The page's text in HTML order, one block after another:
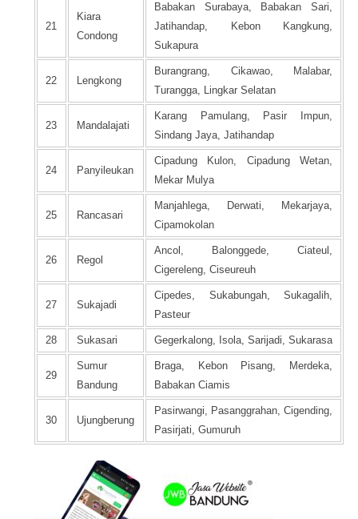
21
Kiara
Condong
Babakan Surabaya, Babakan Sari,
Jatihandap, Kebon Kangkung,
Sukapura
22 Lengkong
Burangrang, Cikawao, Malabar,
Turangga, Lingkar Selatan
23 Mandalajati
Karang Pamulang, Pasir Impun,
Sindang Jaya, Jatihandap
24 Panyileukan
Cipadung Kulon, Cipadung Wetan,
Mekar Mulya
25 Rancasari
Manjahlega, Derwati, Mekarjaya,
Cipamokolan
26 Regol
Ancol, Balonggede, Ciateul,
Cigereleng, Ciseureuh
27 Sukajadi
Cipedes, Sukabungah, Sukagalih,
Pasteur
28 Sukasari Gegerkalong, Isola, Sarijadi, Sukarasa
29
Sumur
Bandung
Braga, Kebon Pisang, Merdeka,
Babakan Ciamis
30 Ujungberung
Pasirwangi, Pasanggrahan, Cigending,
Pasirjati, Gumuruh